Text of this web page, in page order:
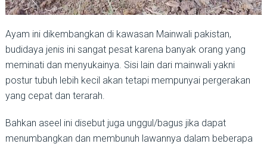
Ayam ini dikembangkan di kawasan Mainwali pakistan,
budidaya jenis ini sangat pesat karena banyak orang yang
meminati dan menyukainya. Sisi lain dari mainwali yakni
postur tubuh lebih kecil akan tetapi mempunyai pergerakan
yang cepat dan terarah.
Bahkan aseel ini disebut juga unggul/bagus jika dapat
menumbangkan dan membunuh lawannya dalam beberapa